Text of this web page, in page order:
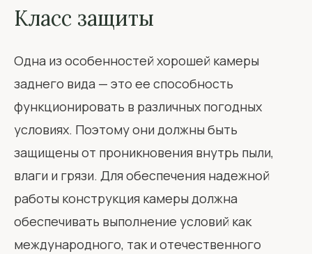
Класс защиты
Одна из особенностей хорошей камеры
заднего вида — это ее способность
функционировать в различных погодных
условиях. Поэтому они должны быть
защищены от проникновения внутрь пыли,
влаги и грязи. Для обеспечения надежной
работы конструкция камеры должна
обеспечивать выполнение условий как
международного, так и отечественного